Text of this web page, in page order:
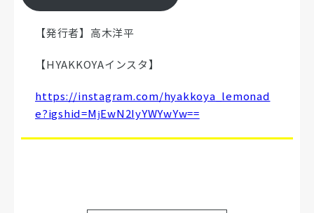
【発行者】高木洋平
【HYAKKOYAインスタ】
https://instagram.com/hyakkoya_lemonad
e?igshid=MjEwN2IyYWYwYw==